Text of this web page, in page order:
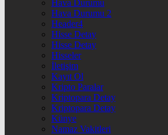
Hava Durumu
Hava Durumu 2
Header4
Hisse Detay
Hisse Detay
Hisseler
İletişim
Kayıt Ol
Kripto Paralar
Kriptopara Detay
Kriptopara Detay
Künye
Namaz Vakitleri